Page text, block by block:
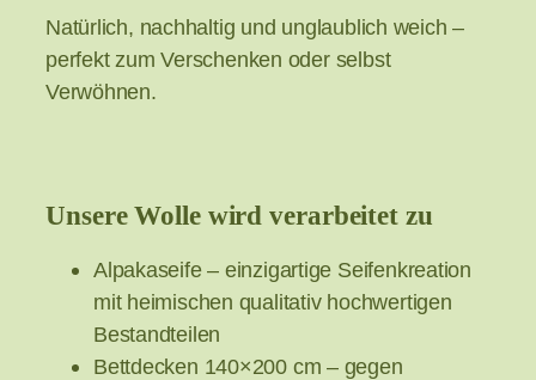
Natürlich, nachhaltig und unglaublich weich –
perfekt zum Verschenken oder selbst
Verwöhnen.
Unsere Wolle wird verarbeitet zu
Alpakaseife – einzigartige Seifenkreation
mit heimischen qualitativ hochwertigen
Bestandteilen
Bettdecken 140×200 cm – gegen